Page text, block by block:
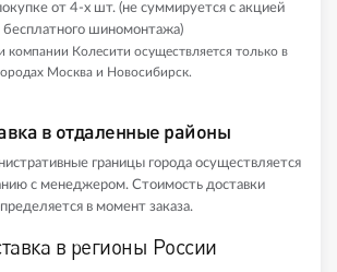
от 4-х шт. (не суммируется с акцией
бесплатного шиномонтажа)
компании Колесити осуществляется только в
Москва и Новосибирск.
в отдаленные районы
границы города осуществляется
с менеджером. Стоимость доставки
в момент заказа.
в регионы России